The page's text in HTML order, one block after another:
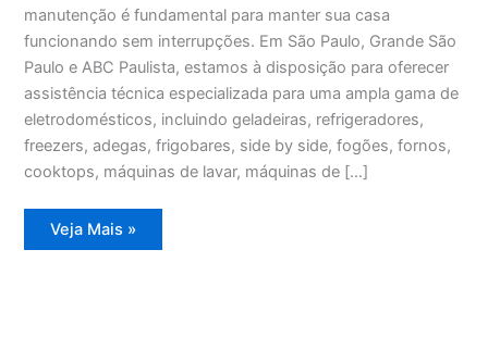
manutenção é fundamental para manter sua casa
funcionando sem interrupções. Em São Paulo, Grande São
Paulo e ABC Paulista, estamos à disposição para oferecer
assistência técnica especializada para uma ampla gama de
eletrodomésticos, incluindo geladeiras, refrigeradores,
freezers, adegas, frigobares, side by side, fogões, fornos,
cooktops, máquinas de lavar, máquinas de […]
Assistência
Técnica
Veja Mais »